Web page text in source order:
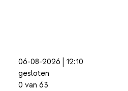
06-08-2026 | 12:10
gesloten
0 van 63